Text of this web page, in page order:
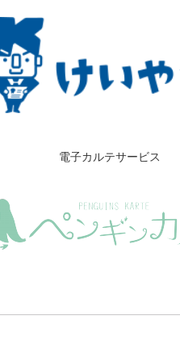
電子カルテサービス